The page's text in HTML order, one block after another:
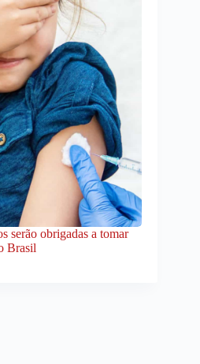
serão obrigadas a tomar
Brasil